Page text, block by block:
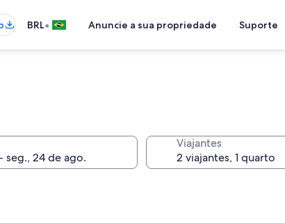
BRL• Anuncie a sua propriedade Suporte
Viajantes